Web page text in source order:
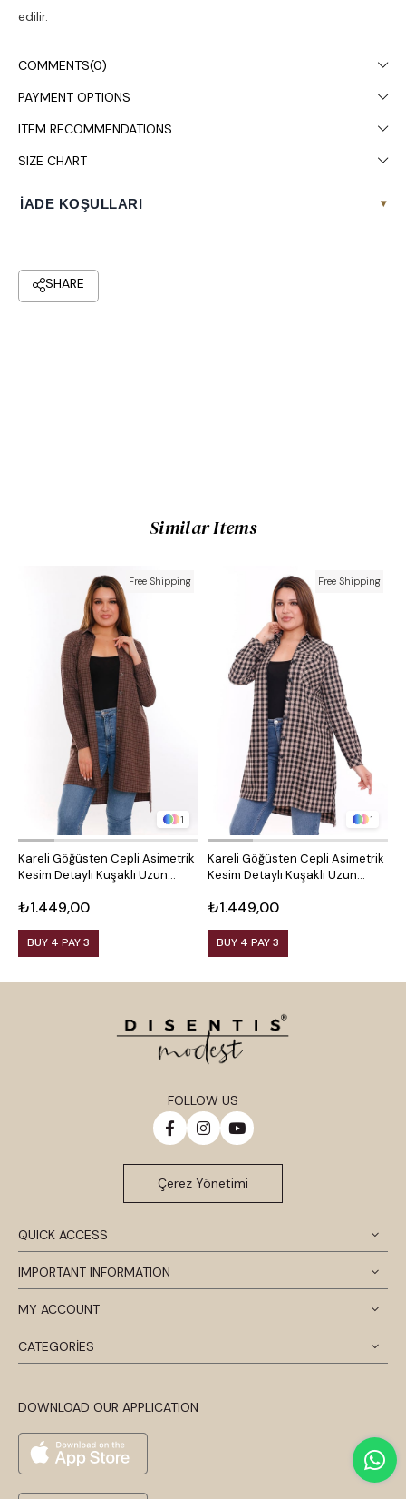
edilir.
COMMENTS(0)
PAYMENT OPTIONS
ITEM RECOMMENDATIONS
SIZE CHART
İADE KOŞULLARI ▾
Similar Items
1
Kareli Göğüsten Cepli Asimetrik
Kesim Detaylı Kuşaklı Uzun
₺1.449,00
BUY 4 PAY 3
Free Shipping
1
Kareli Göğüsten Cepli Asimetrik
Kesim Detaylı Kuşaklı Uzun
₺1.449,00
BUY 4 PAY 3
Free Shipping
QUICK ACCESS
IMPORTANT INFORMATION
MY ACCOUNT
CATEGORİES
DOWNLOAD OUR APPLICATION
FOLLOW US
Çerez Yönetimi